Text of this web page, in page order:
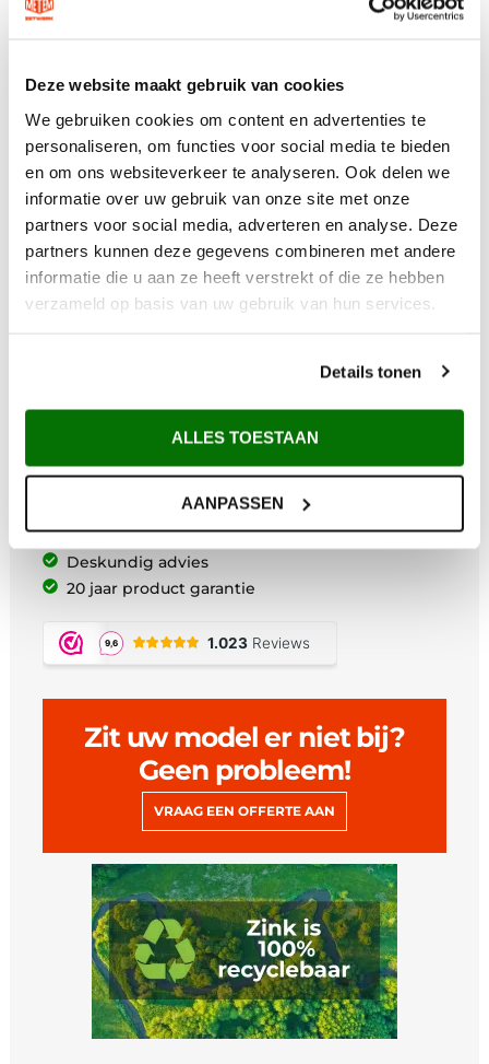
Deze website maakt gebruik van cookies
We gebruiken cookies om content en advertenties te
personaliseren, om functies voor social media te bieden
en om ons websiteverkeer te analyseren. Ook delen we
informatie over uw gebruik van onze site met onze
partners voor social media, adverteren en analyse. Deze
partners kunnen deze gegevens combineren met andere
informatie die u aan ze heeft verstrekt of die ze hebben
verzameld op basis van uw gebruik van hun services.
Details tonen
ALLES TOESTAAN
AANPASSEN
Waarom Metem Zetwerk?
Gratis verzending vanaf €200,-
Afhalen in Maarsbergen
Maatwerk uit eigen zetterij
Deskundig advies
20 jaar product garantie
Zit uw model er niet bij?
Geen probleem!
VRAAG EEN OFFERTE AAN